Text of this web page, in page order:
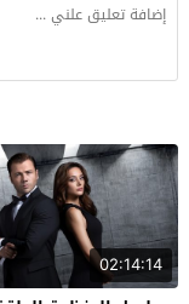
02:14:14